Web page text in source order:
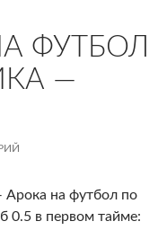
ФУТБОЛ
—
Арока на футбол по
0.5 в первом тайме: